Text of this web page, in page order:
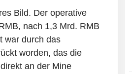
Bild. Der operative
nach 1,3 Mrd. RMB
war durch das
worden, das die
an der Mine